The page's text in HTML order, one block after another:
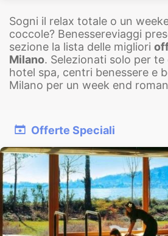
Sogni il relax totale o un
coccole? Benessereviaggi
sezione la lista delle migliori
Milano. Selezionati solo per
hotel spa, centri benessere e
Milano per un week end
Offerte Speciali